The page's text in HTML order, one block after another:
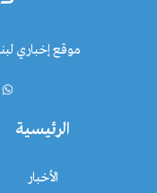
موقع إخباري
الرئيسية
الأخبار